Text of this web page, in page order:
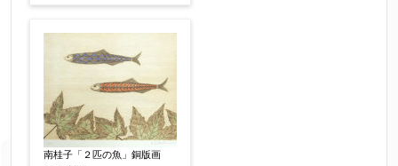
南桂子「２匹の魚」銅版画